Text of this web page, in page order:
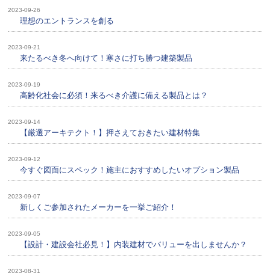
2023-09-26
理想のエントランスを創る
2023-09-21
来たるべき冬へ向けて！寒さに打ち勝つ建築製品
2023-09-19
高齢化社会に必須！来るべき介護に備える製品とは？
2023-09-14
【厳選アーキテクト！】押さえておきたい建材特集
2023-09-12
今すぐ図面にスペック！施主におすすめしたいオプション製品
2023-09-07
新しくご参加されたメーカーを一挙ご紹介！
2023-09-05
【設計・建設会社必見！】内装建材でバリューを出しませんか？
2023-08-31